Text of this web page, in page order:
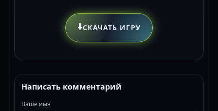
⬇️СКАЧАТЬ ИГРУ
Написать комментарий
Ваше имя